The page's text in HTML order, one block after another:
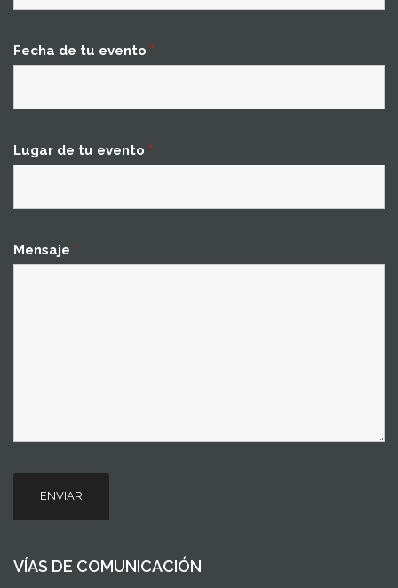
Fecha de tu evento *
Lugar de tu evento *
Mensaje *
ENVIAR
VÍAS DE COMUNICACIÓN